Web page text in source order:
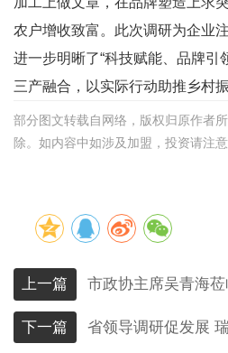
农户增收致富。此次调研为企业
进一步明晰了“科技赋能、品牌引
三产融合，以实际行动助推乡村
部分图文转载自网络，版权归原作者
除。如内容中如涉及加盟，投资请注
上一篇
下一篇 省领导调研促发展